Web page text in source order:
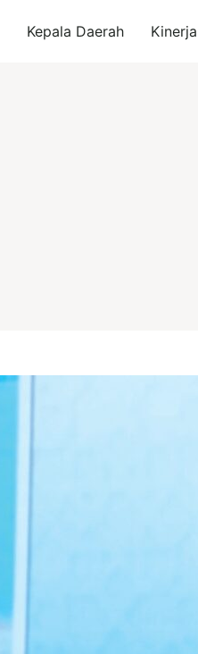
Kepala Daerah